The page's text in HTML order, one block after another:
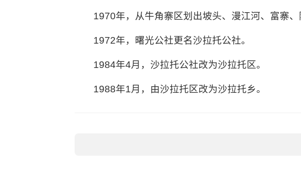
1970年，从牛角寨区划出坡头、漫江河、富寨、
1972年，曙光公社更名沙拉托公社。
1984年4月，沙拉托公社改为沙拉托区。
1988年1月，由沙拉托区改为沙拉托乡。